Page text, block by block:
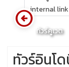
ทัวร์คูเวต
arrow_circle_left
ทัวร์อินโ